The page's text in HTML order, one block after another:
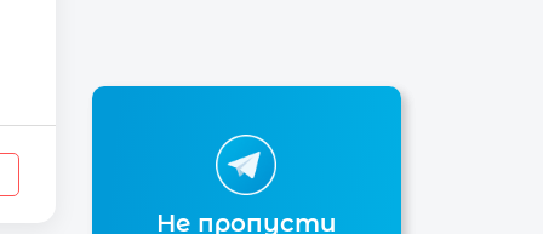
Не пропусти